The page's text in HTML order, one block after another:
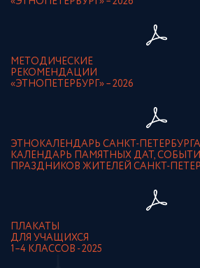
МЕТОДИЧЕСКИЕ
РЕКОМЕНДАЦИИ
«ЭТНОПЕТЕРБУРГ» – 2026
ЭТНОКАЛЕНДАРЬ САНКТ-ПЕТЕРБУРГА
КАЛЕНДАРЬ ПАМЯТНЫХ ДАТ,
ПРАЗДНИКОВ ЖИТЕЛЕЙ САНКТ-
ПЛАКАТЫ
ДЛЯ УЧАЩИХСЯ
1–4 КЛАССОВ - 2025